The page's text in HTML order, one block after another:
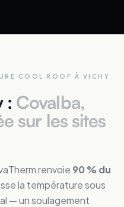
COOL ROOF À VICHY
: Covalba,
sur les sites
renvoie 90 % du
la température sous
— un soulagement